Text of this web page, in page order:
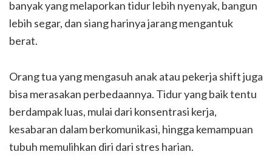
banyak yang melaporkan tidur lebih nyenyak, bangun
lebih segar, dan siang harinya jarang mengantuk
berat.
Orang tua yang mengasuh anak atau pekerja shift juga
bisa merasakan perbedaannya. Tidur yang baik tentu
berdampak luas, mulai dari konsentrasi kerja,
kesabaran dalam berkomunikasi, hingga kemampuan
tubuh memulihkan diri dari stres harian.